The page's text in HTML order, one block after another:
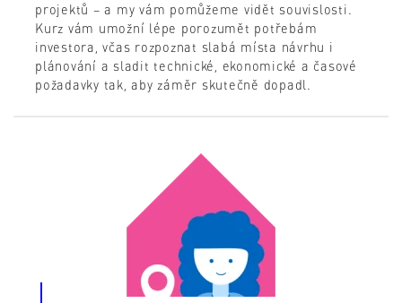
projektů – a my vám pomůžeme vidět souvislosti.
Kurz vám umožní lépe porozumět potřebám
investora, včas rozpoznat slabá místa návrhu i
plánování a sladit technické, ekonomické a časové
požadavky tak, aby záměr skutečně dopadl.